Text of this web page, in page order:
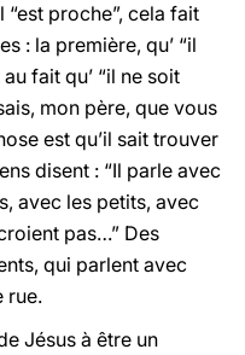
“est proche”, cela fait
: la première, qu’ “il
fait qu’ “il ne soit
mon père, que vous
estqu’il sait trouver
disent : “Il parle avec
avec les petits, avec
pas…” Des
qui parlent avec
rue.
Jésus à être un